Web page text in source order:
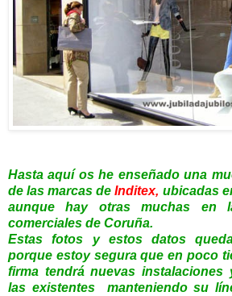
Hasta aquí os he enseñado una
de las marcas deInditex, ubicadas
aunque hay otras muchas en
comerciales de Coruña.
Estas fotos y estos datos
porque estoy segura que en poco
firma tendrá nuevas instalaciones
las existentes manteniendo su